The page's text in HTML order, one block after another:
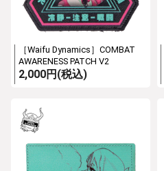
［Waifu Dynamics］COMBAT
AWARENESS PATCH V2
2,000円(税込)